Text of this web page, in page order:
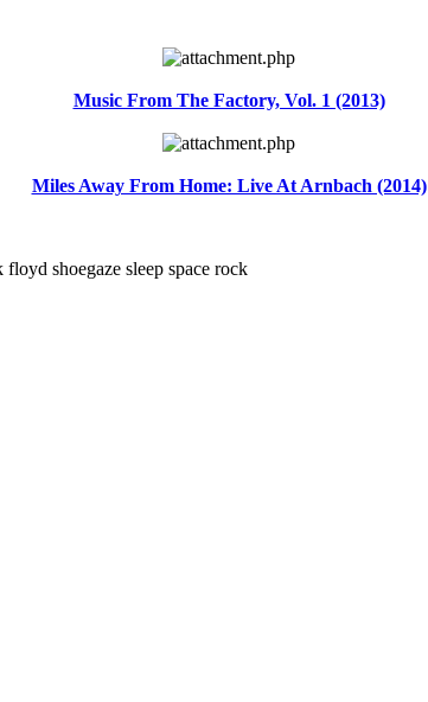
Music From The Factory, Vol. 1 (2013)
Miles Away From Home: Live At Arnbach (2014)
shoegaze sleep space rock